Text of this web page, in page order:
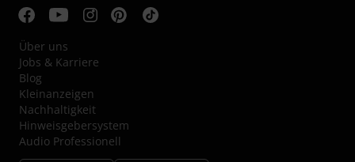
Über uns
Jobs & Karriere
Blog
Kleinanzeigen
Nachhaltigkeit
Hinweisgebersystem
Audio Professionell